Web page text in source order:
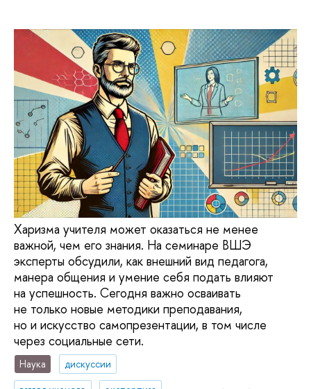
Харизма учителя может оказаться не менее
важной, чем его знания. На семинаре ВШЭ
эксперты обсудили, как внешний вид педагога,
манера общения и умение себя подать влияют
на успешность. Сегодня важно осваивать
не только новые методики преподавания,
но и искусство самопрезентации, в том числе
через социальные сети.
Наука
дискуссии